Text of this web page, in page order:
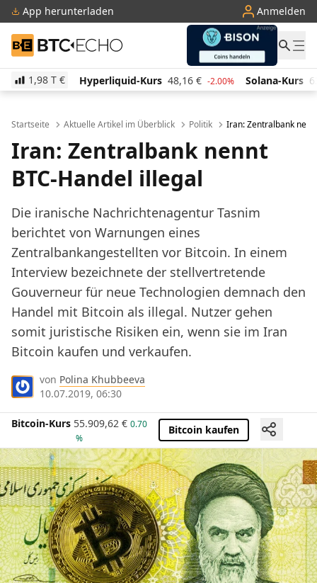
App herunterladen Anmelden
BTC-ECHO
1,98 T €
Kurs 48,16 € -2.00% Solana-Kurs 63,44 € -0.50%
Startseite Aktuelle Artikel im Überblick Politik Iran: Zentralbank
Iran: Zentralbank nennt
BTC-Handel illegal
Die iranische Nachrichtenagentur Tasnim
berichtet von Warnungen eines
Zentralbankangestellten vor Bitcoin. In einem
Interview bezeichnete der stellvertretende
Gouverneur für neue Technologien demnach den
Handel mit Bitcoin als illegal. Nutzer gehen
somit juristische Risiken ein, wenn sie im Iran
Bitcoin kaufen und verkaufen.
von Polina Khubbeeva
10.07.2019, 06:30
Bitcoin-Kurs 55.909,62 € 0.70
%
Bitcoin kaufen